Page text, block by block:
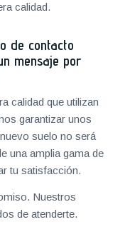
calidad.
de contacto
mensaje por
calidad que utilizan
garantizar unos
suelo no será
una amplia gama de
tu satisfacción.
Nuestros
de atenderte.